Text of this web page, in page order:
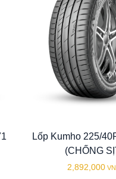
Lốp Kumho 225/
(CHỐNG
2,892,000